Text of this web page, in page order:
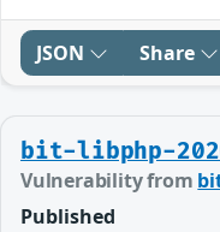
JSON Share
bit-libphp-
Vulnerability from
Published